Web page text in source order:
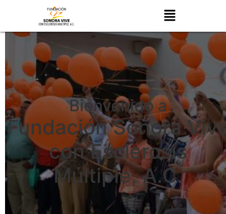
Bienvenido a
Fundación Sonora
con Esclerosis
Múltiple, A.C.